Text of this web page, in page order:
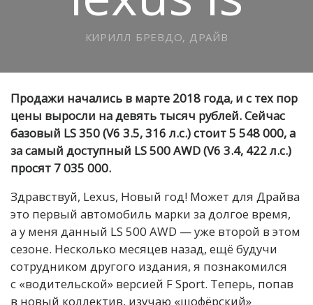
КИРИЛЛ БРЕВДО, ДРАЙВ
Продажи начались в марте 2018 года, и с тех пор
цены выросли на девять тысяч рублей. Сейчас
базовый LS 350 (V6 3.5, 316 л.с.) стоит 5 548 000, а
за самый доступный LS 500 AWD (V6 3.4, 422 л.с.)
просят 7 035 000.
Здравствуй, Lexus, Новый год! Может для Драйва
это первый автомобиль марки за долгое время,
а у меня данный LS 500 AWD — уже второй в этом
сезоне. Несколько месяцев назад, ещё будучи
сотрудником другого издания, я познакомился
с «водительской» версией F Sport. Теперь, попав
в новый коллектив, изучаю «шофёрский»